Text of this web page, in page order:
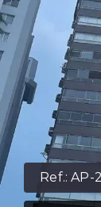
Ref.:AP-